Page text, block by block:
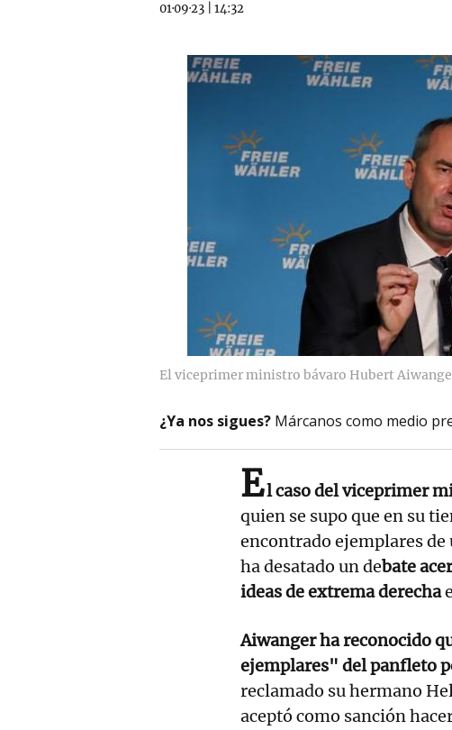
01·09·23 14:32
El viceprimer ministro bávaro Hubert
¿Ya nos sigues? Márcanos como medio
El caso del viceprimer
quien se supo que en su
encontrado ejemplares
ha desatado un debate
ideas de extrema derecha
Aiwanger ha reconocido
ejemplares" del panfleto
reclamado su hermano
aceptó como sanción